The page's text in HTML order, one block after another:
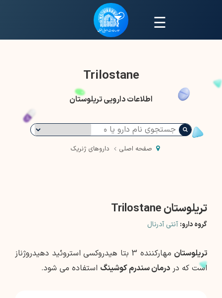
☰
Trilostane
اطلاعات دارویی تریلوستان
صفحه اصلی داروهای ژنریک
تریلوستان Trilostane
گروه دارو: آنتی آدرنال
تريلوستان
مهارکننده 3 بتا هيدروكسي استروئيد دهيدروژناز
است كه در درمان سندرم كوشينگ استفاده مي شود.